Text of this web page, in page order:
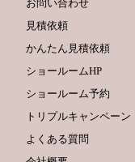
お問い合わせ
見積依頼
かんたん見積依頼
ショールームHP
ショールーム予約
トリプルキャンペーン
よくある質問